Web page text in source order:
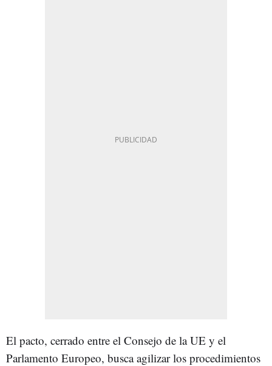
El pacto, cerrado entre el Consejo de la UE y el
Parlamento Europeo, busca agilizar los procedimientos